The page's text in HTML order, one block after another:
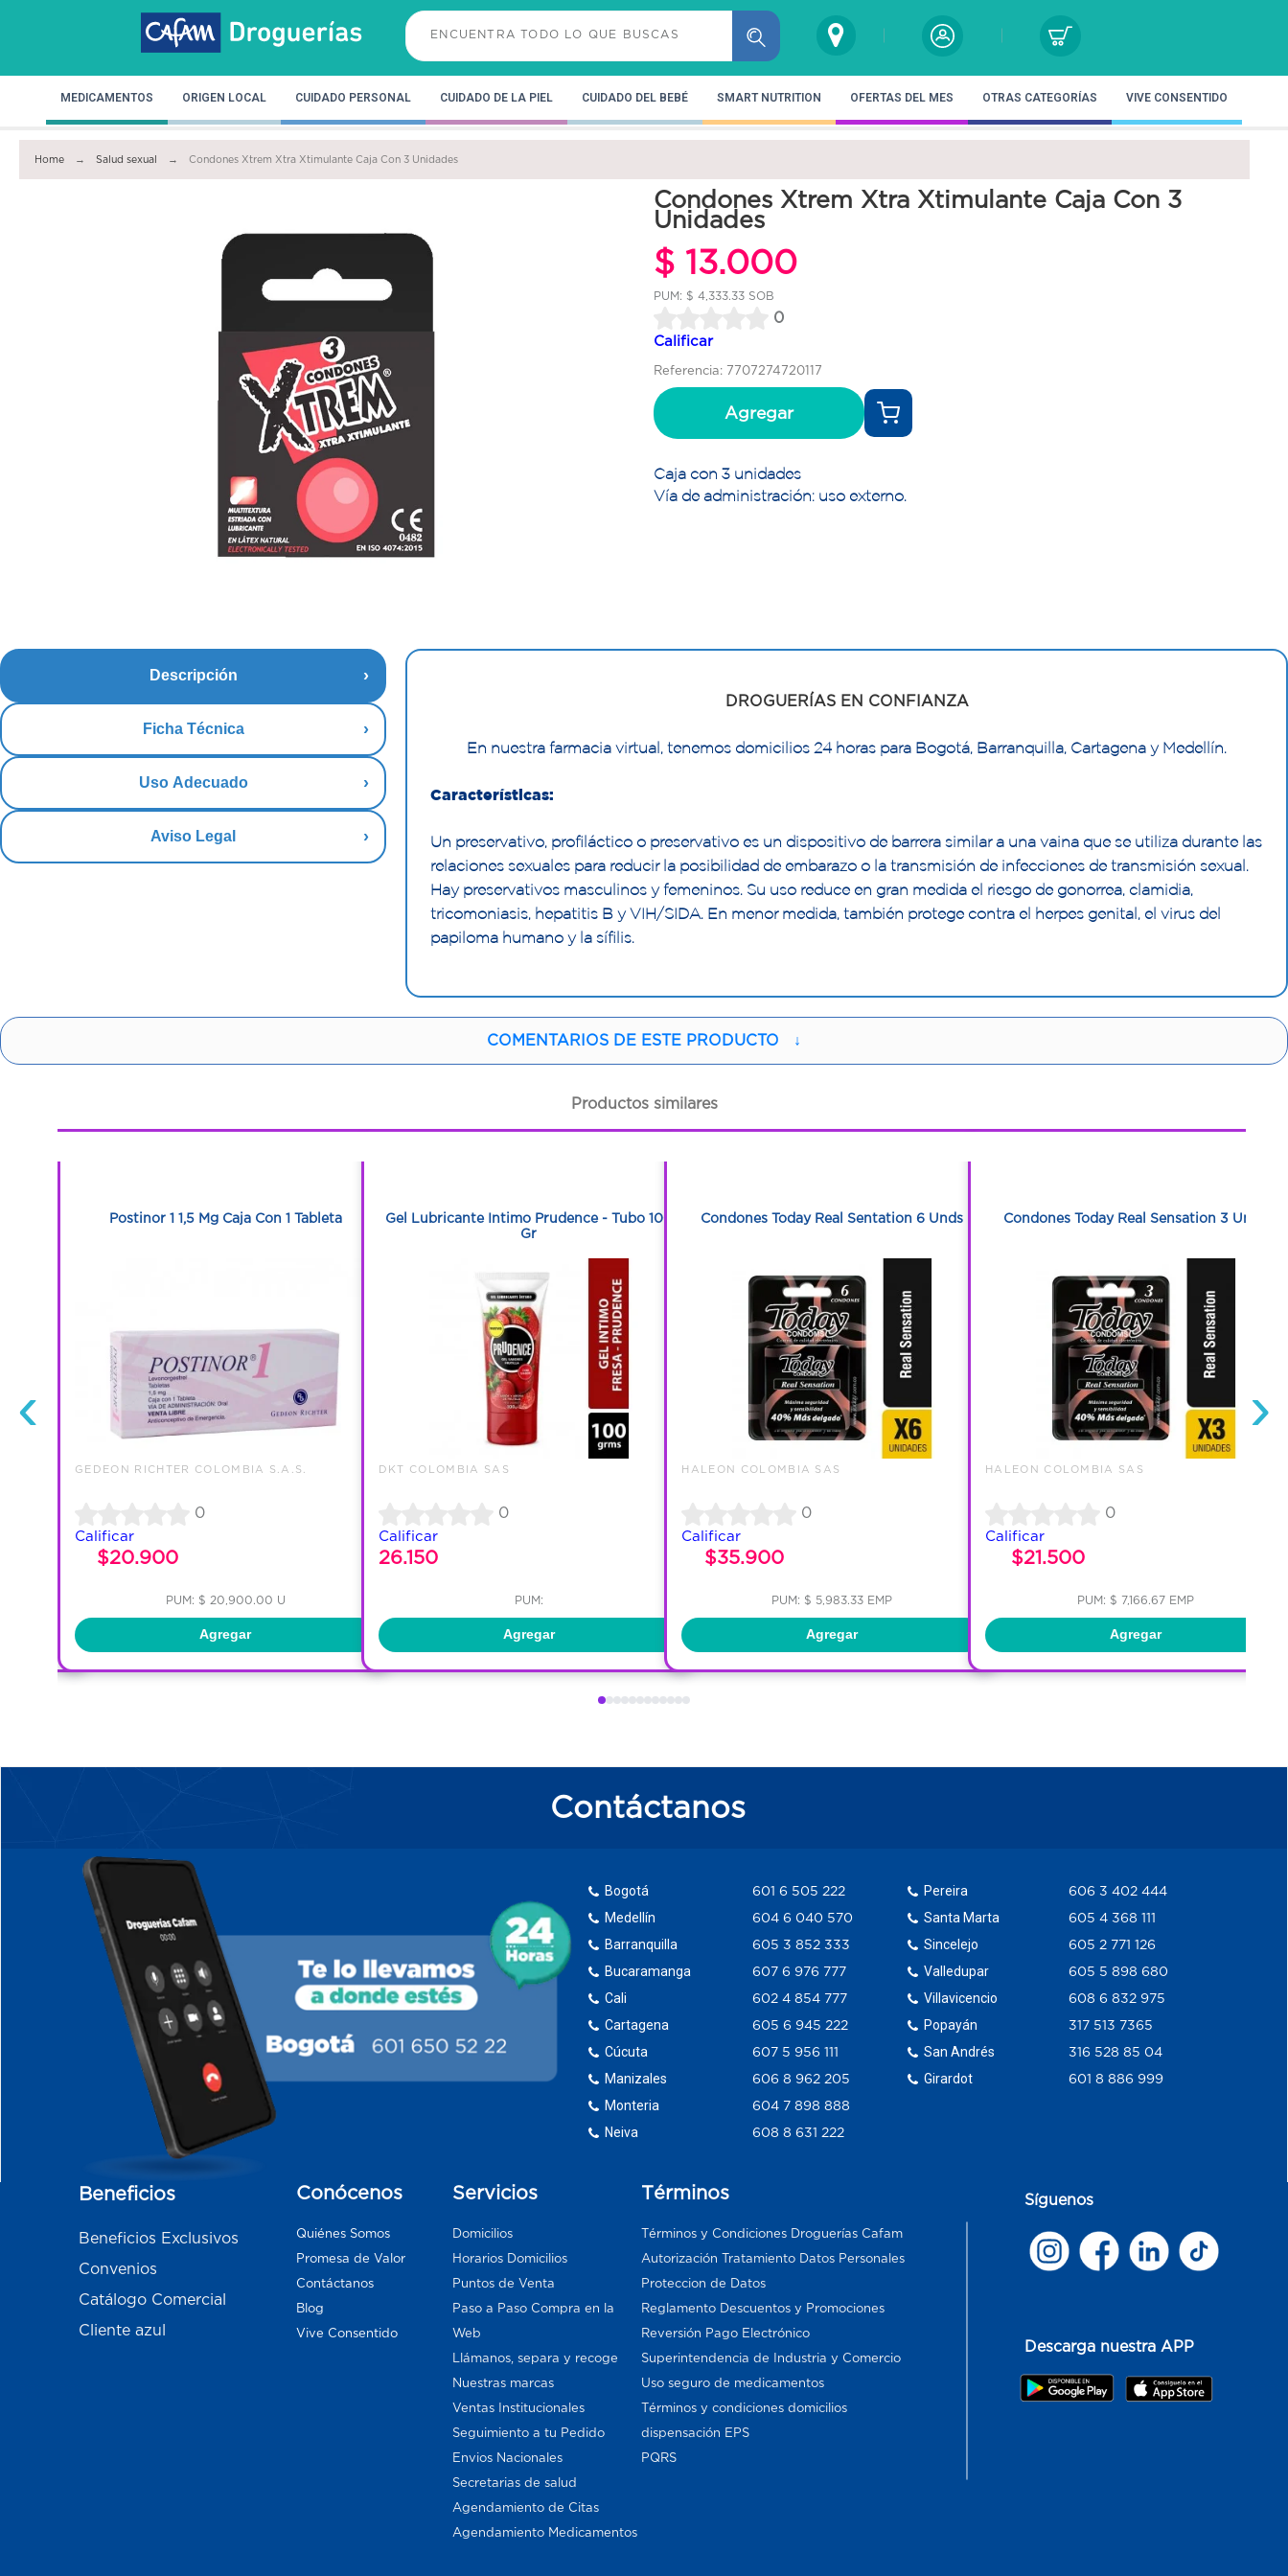
MEDICAMENTOS ORIGEN LOCAL CUIDADO PERSONAL CUIDADO DE LA PIEL CUIDADO DEL BEBÉ SMART NUTRITION OFERTAS DEL MES OTRAS CATEGORÍAS VIVE CONSENTIDO
Home Salud sexual Condones Xtrem Xtra Xtimulante Caja Con 3 Unidades
Condones Xtrem Xtra Xtimulante Caja Con 3
Unidades
$ 13.000
PUM: $ 4,333.33 SOB
0
Calificar
Referencia: 7707274720117
Agregar
Caja con 3 unidades
Vía de administración: uso externo.
Descripción
Ficha Técnica
Uso Adecuado
Aviso Legal
DROGUERÍAS EN CONFIANZA
En nuestra farmacia virtual, tenemos domicilios 24 horas para Bogotá, Barranquilla, Cartagena y Medellín.
Características:
Un preservativo, profiláctico o preservativo es un dispositivo de barrera similar a una vaina que se utiliza durante las
relaciones sexuales para reducir la posibilidad de embarazo o la transmisión de infecciones de transmisión sexual.
Hay preservativos masculinos y femeninos. Su uso reduce en gran medida el riesgo de gonorrea, clamidia,
tricomoniasis, hepatitis B y VIH/SIDA. En menor medida, también protege contra el herpes genital, el virus del
papiloma humano y la sífilis.
COMENTARIOS DE ESTE PRODUCTO ↓
Productos similares
‹
Postinor 1 1,5 Mg Caja Con 1 Tableta
GEDEON RICHTER COLOMBIA S.A.S.
0
Calificar
$20.900
PUM: $ 20,900.00 U
Agregar
Gel Lubricante Intimo Prudence - Tubo 100
Gr
DKT COLOMBIA SAS
0
Calificar
26.150
PUM:
Agregar
Condones Today Real Sentation 6 Unds
HALEON COLOMBIA SAS
0
Calificar
$35.900
PUM: $ 5,983.33 EMP
Agregar
Condones Today Real Sensation 3 Unds
HALEON COLOMBIA SAS
0
Calificar
$21.500
PUM: $ 7,166.67 EMP
Agregar
›
Contáctanos
Bogotá
Medellín
Barranquilla
Bucaramanga
Cali
Cartagena
Cúcuta
Manizales
Monteria
Neiva
601 6 505 222
604 6 040 570
605 3 852 333
607 6 976 777
602 4 854 777
605 6 945 222
607 5 956 111
606 8 962 205
604 7 898 888
608 8 631 222
Pereira
Santa Marta
Sincelejo
Valledupar
Villavicencio
Popayán
San Andrés
Girardot
606 3 402 444
605 4 368 111
605 2 771 126
605 5 898 680
608 6 832 975
317 513 7365
316 528 85 04
601 8 886 999
Beneficios
Beneficios Exclusivos
Convenios
Catálogo Comercial
Cliente azul
Conócenos
Quiénes Somos
Promesa de Valor
Contáctanos
Blog
Vive Consentido
Servicios
Domicilios
Horarios Domicilios
Puntos de Venta
Paso a Paso Compra en la
Web
Llámanos, separa y recoge
Nuestras marcas
Ventas Institucionales
Seguimiento a tu Pedido
Envios Nacionales
Secretarias de salud
Agendamiento de Citas
Agendamiento Medicamentos
Términos
Términos y Condiciones Droguerías Cafam
Autorización Tratamiento Datos Personales
Proteccion de Datos
Reglamento Descuentos y Promociones
Reversión Pago Electrónico
Superintendencia de Industria y Comercio
Uso seguro de medicamentos
Términos y condiciones domicilios
dispensación EPS
PQRS
Síguenos
Descarga nuestra APP